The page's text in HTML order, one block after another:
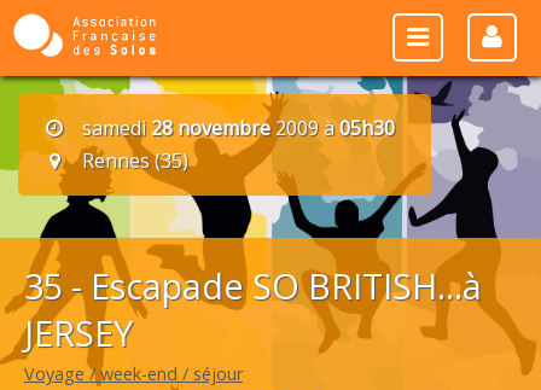
samedi28 novembre2009 à05h30
Rennes (35)
35 - Escapade SO BRITISH...à
JERSEY
Voyage / week-end / séjour